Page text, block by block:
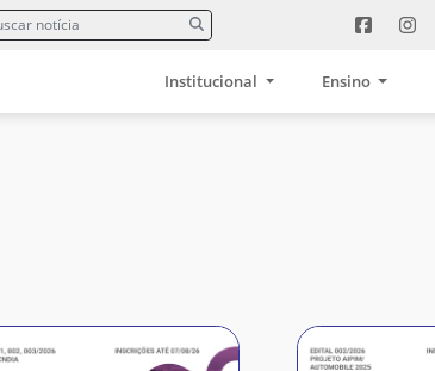
Institucional Ensino